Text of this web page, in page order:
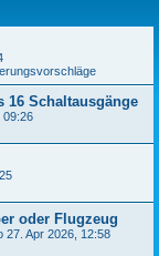
16 Schaltausgänge
09:26
oder Flugzeug
27. Apr 2026, 12:58